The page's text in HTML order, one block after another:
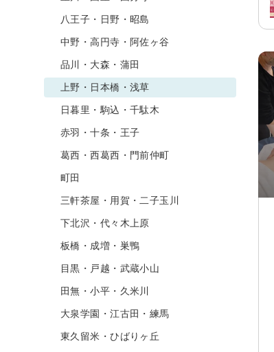
八王子・日野・昭島
中野・高円寺・阿佐ヶ谷
品川・大森・蒲田
上野・日本橋・浅草
日暮里・駒込・千駄木
赤羽・十条・王子
葛西・西葛西・門前仲町
町田
三軒茶屋・用賀・二子玉川
下北沢・代々木上原
板橋・成増・巣鴨
目黒・戸越・武蔵小山
田無・小平・久米川
大泉学園・江古田・練馬
東久留米・ひばりヶ丘